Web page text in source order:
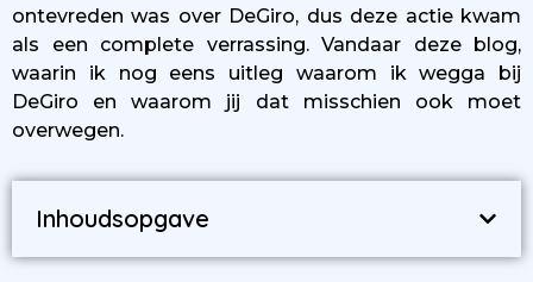
ontevreden was over DeGiro, dus deze actie kwam
als een complete verrassing. Vandaar deze blog,
waarin ik nog eens uitleg waarom ik wegga bij
DeGiro en waarom jij dat misschien ook moet
overwegen.
Inhoudsopgave